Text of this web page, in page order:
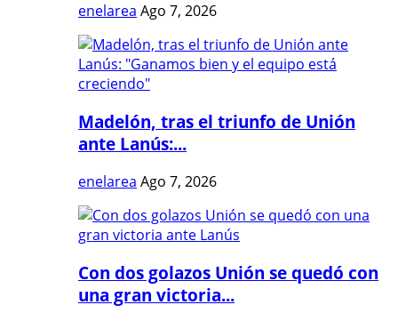
enelarea Ago 7, 2026
Madelón, tras el triunfo de Unión
ante Lanús:...
enelarea Ago 7, 2026
Con dos golazos Unión se quedó con
una gran victoria...